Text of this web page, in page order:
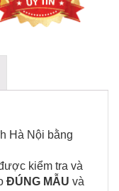
Hà Nội bằng
kiểm tra và
ĐÚNG MẪU và